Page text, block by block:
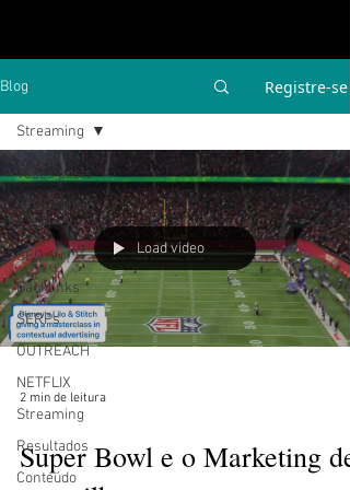
Blog Registre-se
Todos posts
STREAMING
E OTT
SEO
Backlinks
SERPs
OUTREACH
NETFLIX
Streaming
Resultados
Conteúdo
Streaming
Load video
2 min de leitura
Super Bowl e o Marketing de